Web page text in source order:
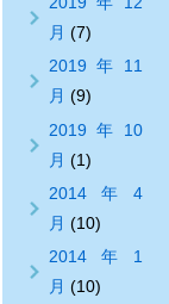
月 (7)
2019年11
月 (9)
2019年10
月 (1)
2014年4
月 (10)
2014年1
月 (10)